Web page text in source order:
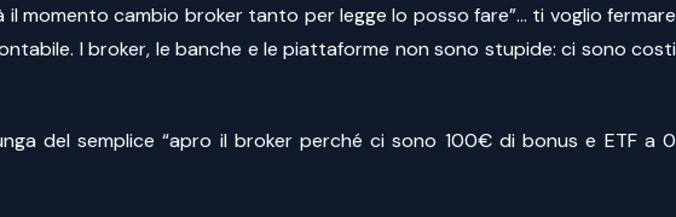
momento cambio broker tanto per legge lo posso fare”… ti voglio fermare
I broker, le banche e le piattaforme non sono stupide: ci sono costi
del semplice “apro il broker perché ci sono 100€ di bonus e ETF a 0